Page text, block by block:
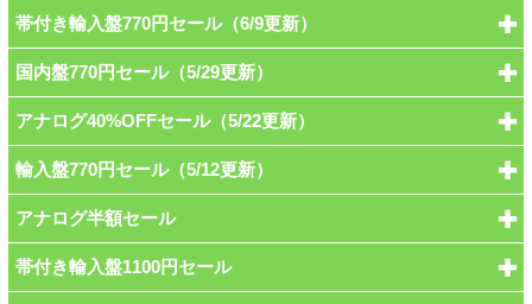
帯付き輸入盤770円セール（6/9更新）
国内盤770円セール（5/29更新）
アナログ40%OFFセール（5/22更新）
輸入盤770円セール（5/12更新）
アナログ半額セール
帯付き輸入盤1100円セール